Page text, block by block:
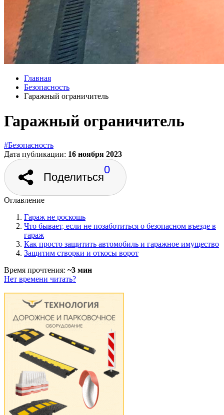
Главная
Безопасность
Гаражный ограничитель
Гаражный ограничитель
#Безопасность
Дата публикации: 16 ноября 2023
Поделиться
0
Оглавление
Гараж не роскошь
Что бывает, если не позаботиться о безопасном въезде в
гараж
Как просто защитить автомобиль и гаражное имущество
Защитим створки и откосы ворот
Время прочтения: ~3 мин
Нет времени читать?